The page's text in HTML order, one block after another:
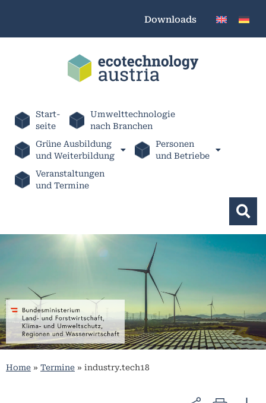
Downloads
Start-
seite
Umwelttechnologie
nach Branchen
Grüne Ausbildung
und Weiterbildung
Personen
und Betriebe
Veranstaltungen
und Termine
Home » Termine » industry.tech18